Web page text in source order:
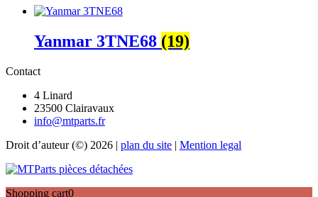
Yanmar 3TNE68 (19)
Contact
4 Linard
23500 Clairavaux
info@mtparts.fr
Droit d’auteur (©) 2026 | plan du site | Mention legal
Shopping cart0